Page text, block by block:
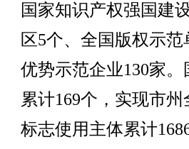
国家知识产权强国建
区5个、全国版权示
优势示范企业130家
累计169个，实现市
标志使用主体累计